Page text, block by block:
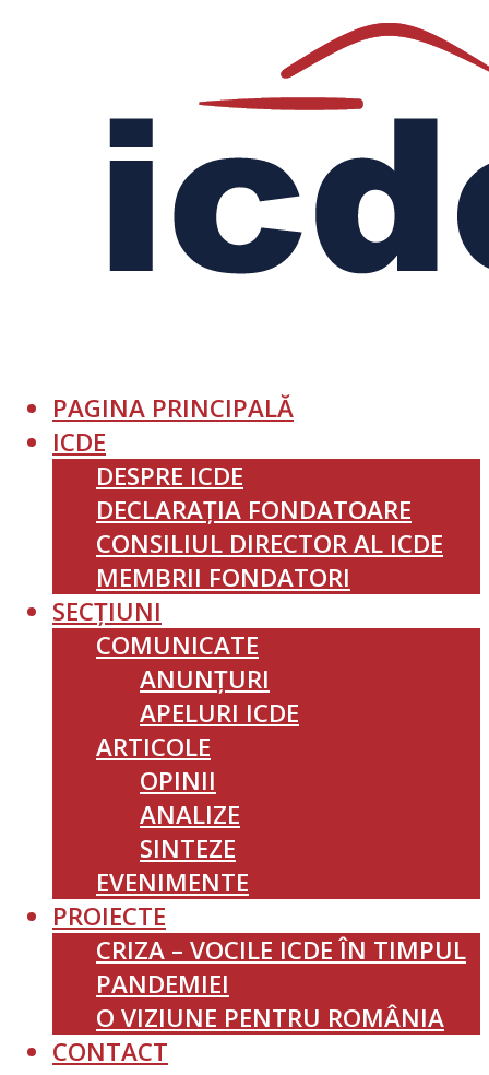
PAGINA PRINCIPALĂ
ICDE
DESPRE ICDE
DECLARAȚIA FONDATOARE
CONSILIUL DIRECTOR AL ICDE
MEMBRII FONDATORI
SECȚIUNI
COMUNICATE
ANUNȚURI
APELURI ICDE
ARTICOLE
OPINII
ANALIZE
SINTEZE
EVENIMENTE
PROIECTE
CRIZA – VOCILE ICDE ÎN TIMPUL
PANDEMIEI
O VIZIUNE PENTRU ROMÂNIA
CONTACT